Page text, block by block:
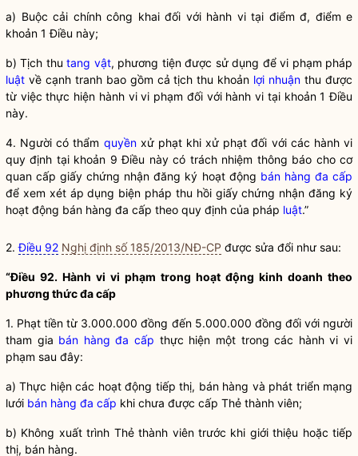
a) Buộc cải chính công khai đối với hành vi tại điểm đ, điểm e
khoản 1 Điều này;
b) Tịch thutang vật, phương tiện được sử dụng để vi phạm pháp
luật về cạnh tranhbao gồm cả tịch thu khoản lợi nhuận thu được
từ việc thực hiện hành vi vi phạm đối với hành vi tại khoản 1 Điều
này.
4. Người có thẩm quyềnxử phạt khi xử phạt đối với các hành vi
quy định tại khoản 9 Điều này có trách nhiệm thông báo cho cơ
quan cấp giấy chứng nhận đăng ký hoạt động bán hàng đa cấp
để xem xét áp dụng biện pháp thu hồi giấy chứng nhận đăng ký
hoạt động bán hàng đa cấp theo quy định của pháp luật.”
2.Điều 92 Nghị định số 185/2013/NĐ-CP được sửa đổi như sau:
“Điều 92. Hành vi vi phạm trong hoạt động kinh doanh theo
phương thức đa cấp
1. Phạt tiền từ 3.000.000 đồng đến 5.000.000 đồng đối với người
tham gia bán hàng đa cấp thực hiện một trong các hành vi vi
phạm sau đây:
a) Thực hiện các hoạt động tiếp thị, bán hàng và phát triển mạng
lưới bán hàng đa cấp khi chưa được cấp Thẻ thành viên;
b) Không xuất trình Thẻ thành viên trước khi giới thiệu hoặc tiếp
thị, bán hàng.